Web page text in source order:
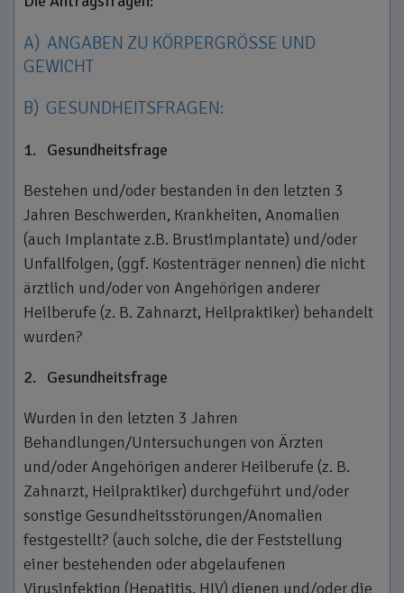
A) ANGABEN ZU KÖRPERGRÖSSE UND G
EWICHT
B) GESUNDHEITSFRAGEN:
1. Gesundheitsfrage
Bestehen und/oder bestanden in den letzten 3
Jahren Beschwerden, Krankheiten, Anomalien
(auch Implantate z.B. Brustimplantate) und/oder
Unfallfolgen, (ggf. Kostenträger nennen) die nicht
ärztlich und/oder von Angehörigen anderer
Heilberufe (z. B. Zahnarzt, Heilpraktiker) behandelt
wurden?
2. Gesundheitsfrage
Wurden in den letzten 3 Jahren
Behandlungen/Untersuchungen von Ärzten
und/oder Angehörigen anderer Heilberufe (z. B.
Zahnarzt, Heilpraktiker) durchgeführt und/oder
sonstige Gesundheitsstörungen/Anomalien
festgestellt? (auch solche, die der Feststellung
einer bestehenden oder abgelaufenen
Virusinfektion (Hepatitis, HIV) dienen und/oder die